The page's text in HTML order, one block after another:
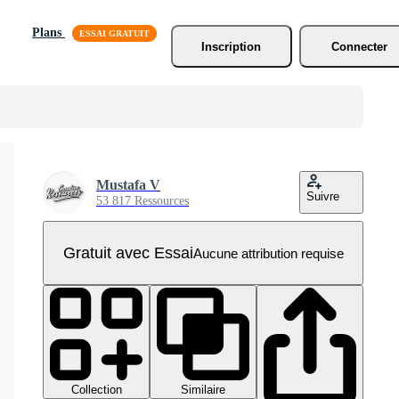
Plans
Inscription
Connecter
Mustafa V
53 817 Ressources Suivre
Gratuit avec EssaiAucune attribution requise
Collection
Similaire